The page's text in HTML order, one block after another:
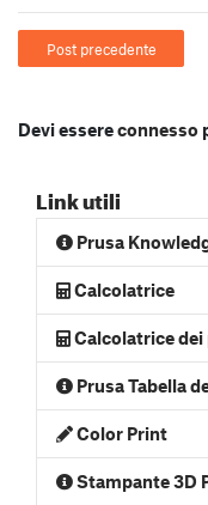
Post precedente
Devi essereconnesso
Link utili
Prusa
Calcolatrice
Calcolatrice dei
Prusa Tabella
Color Print
Stampante 3D